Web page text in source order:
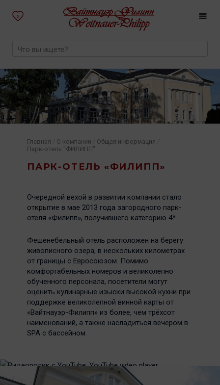
0
ПАРК-ОТЕЛЬ «ФИЛИПП»
Главная О компании Общая информация
Парк-отель "ФИЛИПП"
Очередной вехой в развитии компании стало
открытие в мае 2013 года загородного парк-
отеля «Филипп», получившего категорию 4*.
Фешенебельный отель расположен на берегу
живописного озера, в нескольких километрах
от границы c Евросоюзом. Помимо
комфортабельных номеров и великолепно
обученного персонала, посетители могут
оценить кулинарные изыски высокой кухни при
поддержке великолепной винной карты от
«Вайтнауэр-Филипп» из более, чем трёхсот
наименований, а также насладиться вечером в
SPA с бассейном.